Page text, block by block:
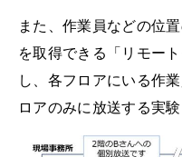
また、作業員などの位
を取得できる「リモー
し、各フロアにいる作
ロアのみに放送する実験